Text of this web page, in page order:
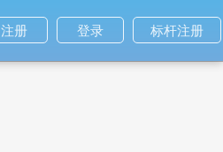
标杆注册
登录
注册